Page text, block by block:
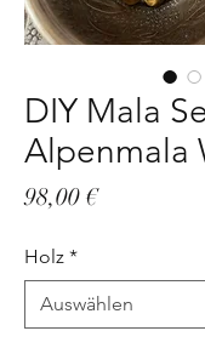
DIY Mala
Alpenmala
98,00 €Preis
Holz *